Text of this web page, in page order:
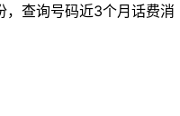
，查询号码近3个月话费消